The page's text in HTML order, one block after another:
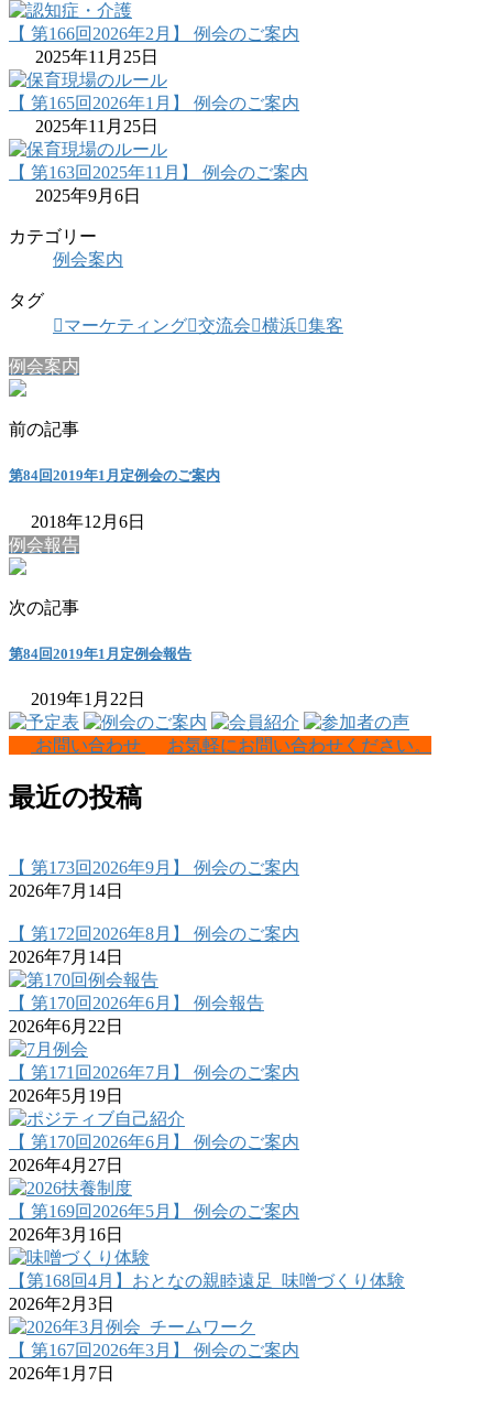
【 第166回2026年2月】 例会のご案内
2025年11月25日
【 第165回2026年1月】 例会のご案内
2025年11月25日
【 第163回2025年11月】 例会のご案内
2025年9月6日
カテゴリー
例会案内
タグ
マーケティング 交流会 横浜 集客
例会案内
前の記事
第84回2019年1月定例会のご案内
2018年12月6日
例会報告
次の記事
第84回2019年1月定例会報告
2019年1月22日
お問い合わせ お気軽にお問い合わせください。
最近の投稿
【 第173回2026年9月】 例会のご案内
2026年7月14日
【 第172回2026年8月】 例会のご案内
2026年7月14日
【 第170回2026年6月】 例会報告
2026年6月22日
【 第171回2026年7月】 例会のご案内
2026年5月19日
【 第170回2026年6月】 例会のご案内
2026年4月27日
【 第169回2026年5月】 例会のご案内
2026年3月16日
【第168回4月】おとなの親睦遠足_味噌づくり体験
2026年2月3日
【 第167回2026年3月】 例会のご案内
2026年1月7日